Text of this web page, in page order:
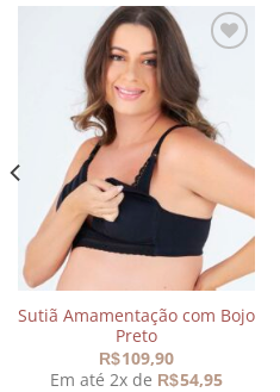
Adicionar
aos
meus
desejos
Sutiã Amamentação com Bojo
Preto
R$109,90
Em até 2x de R$54,95